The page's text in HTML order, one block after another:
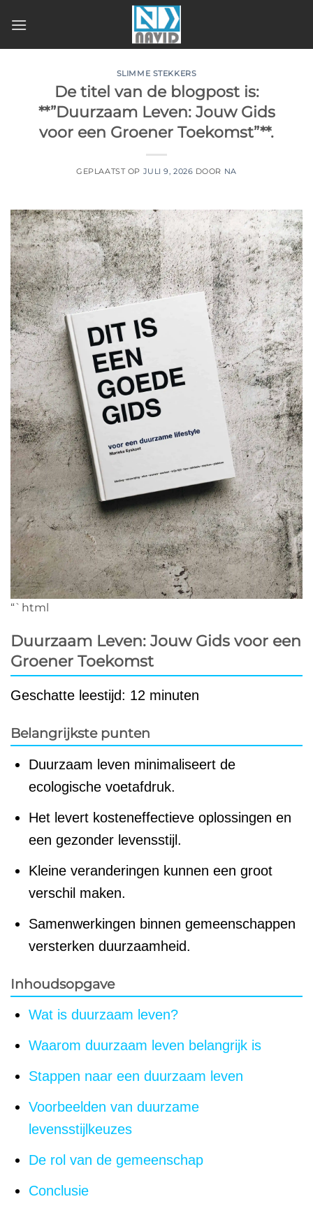
naar
SLIMME STEKKERS
De titel van de blogpost is:
**”Duurzaam Leven: Jouw Gids
voor een Groener Toekomst”**.
GEPLAATST OP JULI 9, 2026 DOOR NA
“`html
Duurzaam Leven: Jouw Gids voor een
Groener Toekomst
Geschatte leestijd: 12 minuten
Belangrijkste punten
Duurzaam leven minimaliseert de
ecologische voetafdruk.
Het levert kosteneffectieve oplossingen en
een gezonder levensstijl.
Kleine veranderingen kunnen een groot
verschil maken.
Samenwerkingen binnen gemeenschappen
versterken duurzaamheid.
Inhoudsopgave
Wat is duurzaam leven?
Waarom duurzaam leven belangrijk is
Stappen naar een duurzaam leven
Voorbeelden van duurzame
levensstijlkeuzes
De rol van de gemeenschap
Conclusie